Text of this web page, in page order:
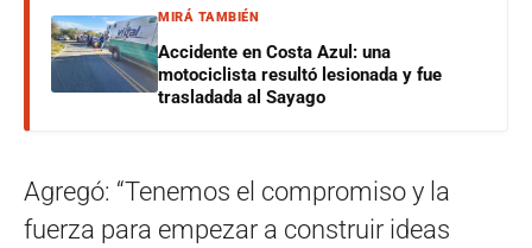
MIRÁ TAMBIÉN
Accidente en Costa Azul: una
motociclista resultó lesionada y fue
trasladada al Sayago
Agregó: “Tenemos el compromiso y la
fuerza para empezar a construir ideas